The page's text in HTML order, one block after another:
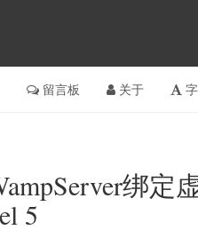
留言板 关于
绑定
5